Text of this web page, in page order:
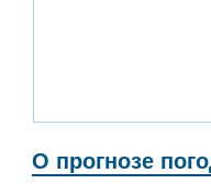
О прогнозе